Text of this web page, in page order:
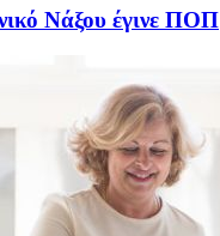
Νάξου έγινε ΠΟΠ